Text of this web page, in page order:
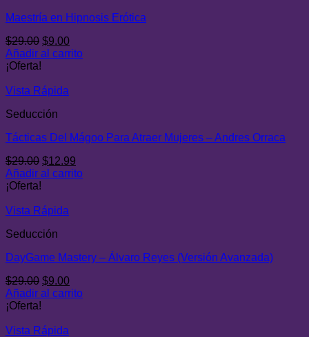
Maestría en Hipnosis Erótica
$29.00 El
precio
$29.00.
$9.00El
precio
Añadir al carrito
¡Oferta!
Vista Rápida
Seducción
Tácticas Del Mágoo Para Atraer Mujeres – Andres Orraca
$29.00 El
precio
$29.00.
$12.99
precio
Añadir al carrito
¡Oferta!
Vista Rápida
Seducción
DayGame Mastery – Álvaro Reyes (Versión Avanzada)
$29.00 El
precio
$29.00.
$9.00El
precio
Añadir al carrito
¡Oferta!
Vista Rápida